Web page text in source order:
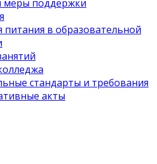
меры поддержки
питания в образовательной
стандарты и требования
акты